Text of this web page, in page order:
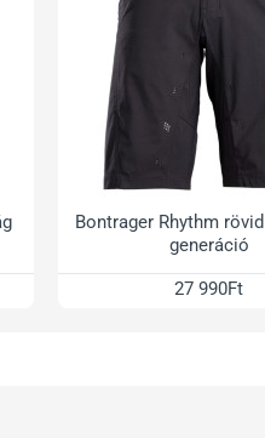
Bontrager Rhythm
generáció
27 990Ft